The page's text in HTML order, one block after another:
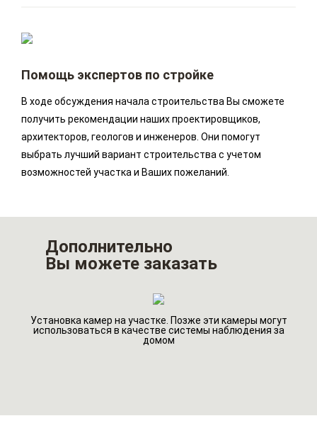
Помощь экспертов по стройке
В ходе обсуждения начала строительства Вы сможете
получить рекомендации наших проектировщиков,
архитекторов, геологов и инженеров. Они помогут
выбрать лучший вариант строительства с учетом
возможностей участка и Ваших пожеланий.
Дополнительно
Вы можете заказать
Установка камер на участке. Позже эти камеры могут
использоваться в качестве системы наблюдения за
домом